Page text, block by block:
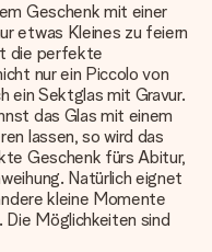
Geschenk mit einer
etwas Kleines zu feiern
die perfekte
nur ein Piccolo von
ein Sektglas mit Gravur.
das Glas mit einem
lassen, so wird das
Geschenk fürs Abitur,
Natürlich eignet
kleine Momente
Möglichkeiten sind